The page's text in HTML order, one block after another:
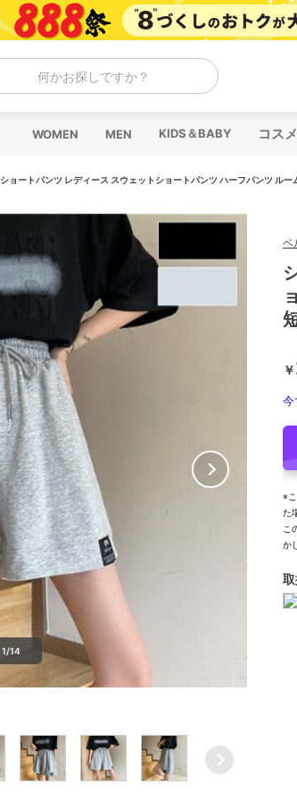
何かお探しですか？
WOMEN MEN KIDS＆BABY コスメ
ショートパンツ レディース スウェットショートパンツ ハーフパンツ ルー
1/14
ベ
￥
今
※
た
こ
か